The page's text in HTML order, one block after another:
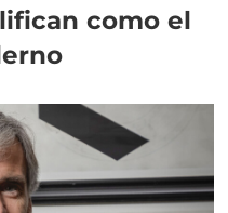
como el